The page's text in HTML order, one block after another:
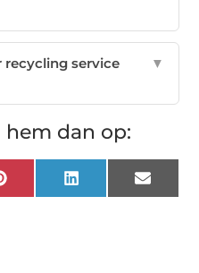
recycling service
▼
hem dan op:
Pinterest LinkedIn Email